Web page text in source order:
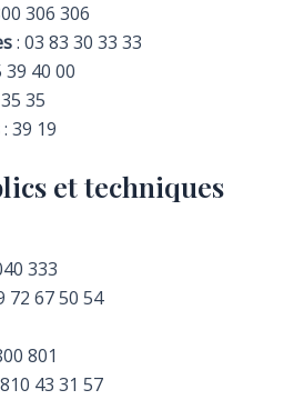
306 306
: 03 83 30 33 33
39 40 00
35
: 39 19
et techniques
333
72 67 50 54
801
43 31 57